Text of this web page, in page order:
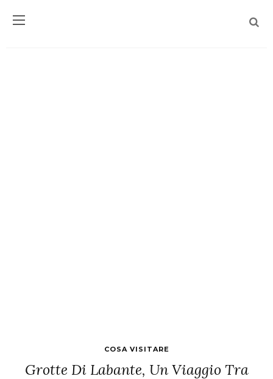
COSA VISITARE
Grotte Di Labante, Un Viaggio Tra